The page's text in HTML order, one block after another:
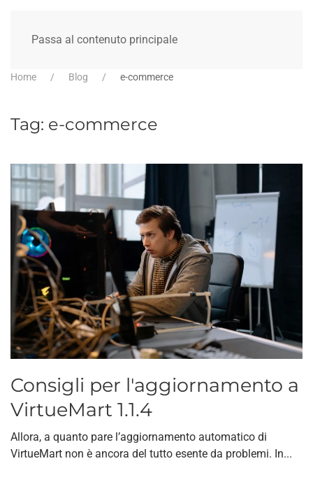
Passa al contenuto principale
Home Blog e-commerce
Tag: e-commerce
Consigli per l'aggiornamento a
VirtueMart 1.1.4
Allora, a quanto pare l’aggiornamento automatico di
VirtueMart non è ancora del tutto esente da problemi. In...